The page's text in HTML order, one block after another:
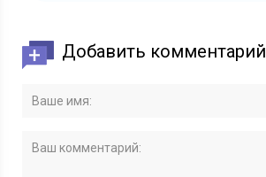
Добавить комментарий